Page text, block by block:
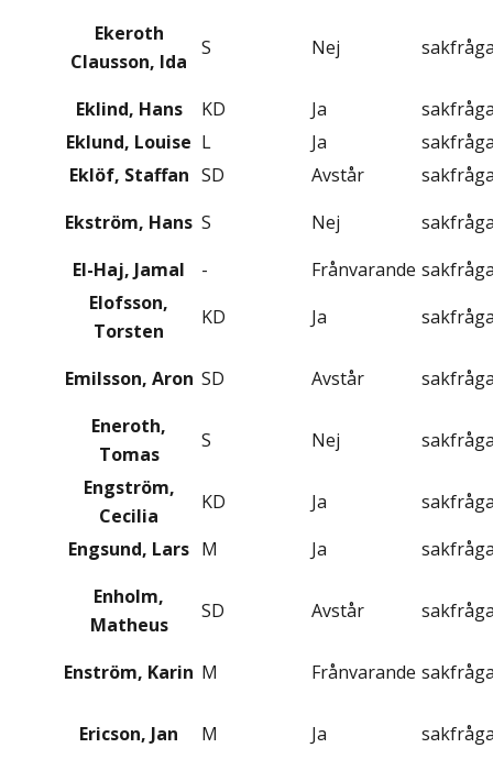
Ekeroth
Clausson, Ida
S Nej
Eklind, Hans KD Ja
Eklund, Louise L Ja
Eklöf, Staffan SD Avstår
Ekström, Hans S Nej
El-Haj, Jamal
- Frånvarande
Elofsson,
Torsten
KD Ja
Emilsson, Aron SD Avstår
Eneroth,
Tomas
S Nej
Engström,
Cecilia
KD Ja
Engsund, Lars M Ja
Enholm,
Matheus
SD Avstår
Enström, Karin M Frånvarande
Ericson, Jan M Ja